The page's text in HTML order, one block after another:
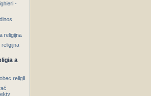
-
religijna
religijna
a
religii